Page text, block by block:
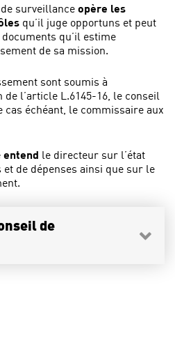
surveillance opère les
qu’il juge opportuns et peut
qu’il estime
de sa mission.
sont soumis à
l’article L.6145-16, le conseil
échéant, le commissaire aux
entend le directeur sur l’état
de dépenses ainsi que sur le
de